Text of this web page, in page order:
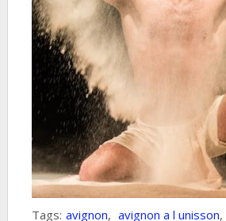
Tags: avignon, avignon a l unisson,